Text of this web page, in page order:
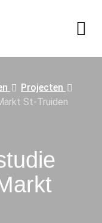
Projecten
St-Truiden